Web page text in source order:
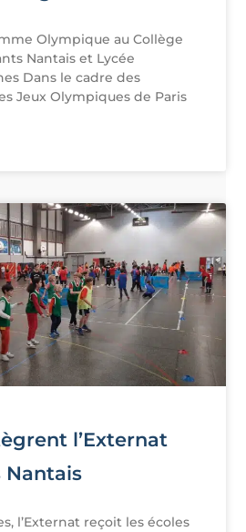
Olympique au Collège
Nantais et Lycée
Dans le cadre des
Jeux Olympiques de Paris
l’Externat
Nantais
l’Externat reçoit les écoles